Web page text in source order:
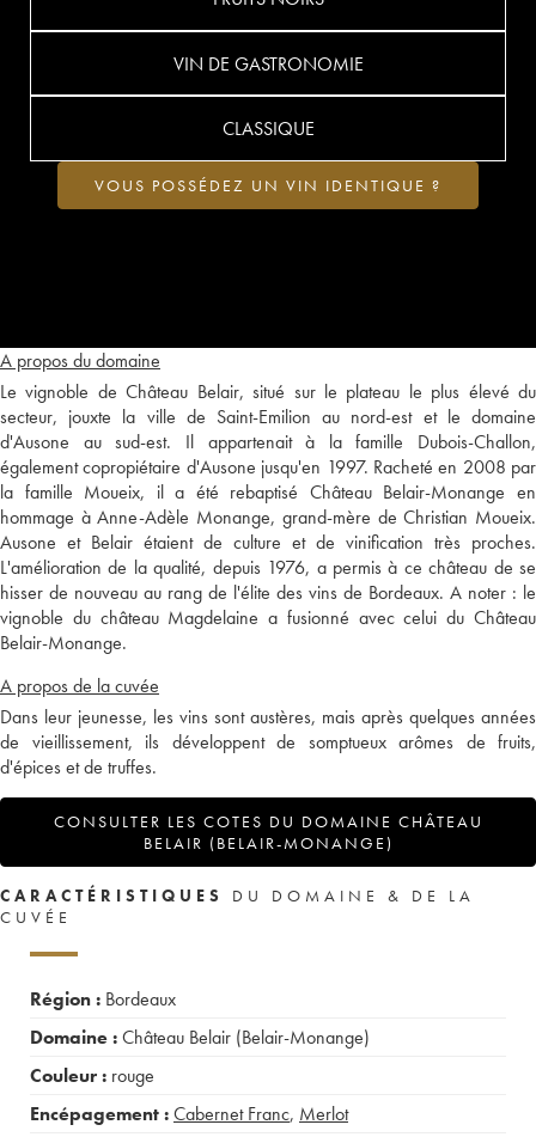
A propos du domaine
Le vignoble de Château Belair, situé sur le plateau le plus élevé du
secteur, jouxte la ville de Saint-Emilion au nord-est et le domaine
d'Ausone au sud-est. Il appartenait à la famille Dubois-Challon,
également copropiétaire d'Ausone jusqu'en 1997. Racheté en 2008 par
la famille Moueix, il a été rebaptisé Château Belair-Monange en
hommage à Anne-Adèle Monange, grand-mère de Christian Moueix.
Ausone et Belair étaient de culture et de vinification très proches.
L'amélioration de la qualité, depuis 1976, a permis à ce château de se
hisser de nouveau au rang de l'élite des vins de Bordeaux. A noter : le
vignoble du château Magdelaine a fusionné avec celui du Château
Belair-Monange.
A propos de la cuvée
Dans leur jeunesse, les vins sont austères, mais après quelques années
de vieillissement, ils développent de somptueux arômes de fruits,
d'épices et de truffes.
CONSULTER LES COTES DU DOMAINE CHÂTEAU
BELAIR (BELAIR-MONANGE)
VIN DE GASTRONOMIE
CLASSIQUE
VOUS POSSÉDEZ UN VIN IDENTIQUE ?
CARACTÉRISTIQUES
DU DOMAINE & DE LA
CUVÉE
Région : Bordeaux
Domaine :Château Belair (Belair-Monange)
Couleur : rouge
Encépagement :Cabernet Franc, Merlot